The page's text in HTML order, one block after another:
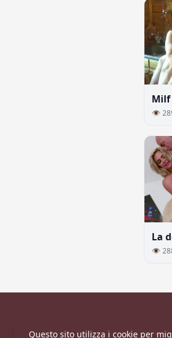
👁
👁
Questo sito utilizza i cookie per